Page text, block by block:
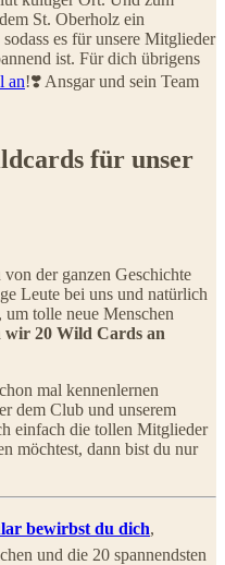
St. Oberholz ein
sodass es für unsere Mitglieder
ist. Für dich übrigens
an!❣️ Ansgar und sein Team
für unser
der ganzen Geschichte
Leute bei uns und natürlich
tolle neue Menschen
wir 20 Wild Cards an
mal kennenlernen
dem Club und unserem
einfach die tollen Mitglieder
möchtest, dann bist du nur
bewirbst du dich,
und die 20 spannendsten